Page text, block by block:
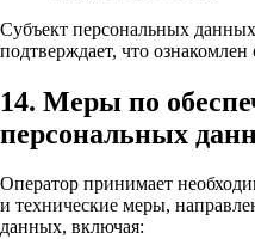
Субъект персональных
подтверждает, что
14. Меры по
персональных
Оператор принимает
и технические меры,
данных, включая: